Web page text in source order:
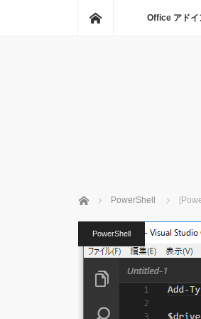
Office アドイ
ホーム PowerShell
PowerShell